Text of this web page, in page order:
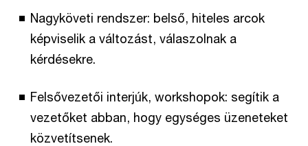
Nagyköveti rendszer: belső, hiteles arcok
képviselik a változást, válaszolnak a
kérdésekre.
Felsővezetői interjúk, workshopok: segítik a
vezetőket abban, hogy egységes üzeneteket
közvetítsenek.